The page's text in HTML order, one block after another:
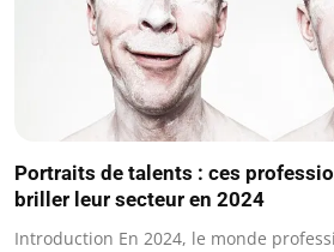
Portraits de talents : ces
briller leur secteur en 2024
Introduction En 2024, le monde